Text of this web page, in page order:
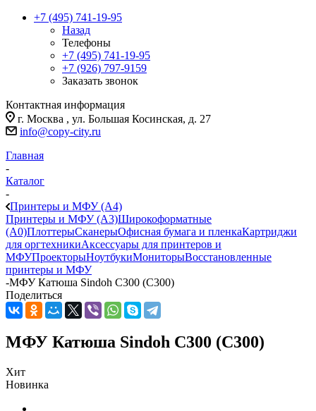
+7 (495) 741-19-95
Назад
Телефоны
+7 (495) 741-19-95
+7 (926) 797-9159
Заказать звонок
Контактная информация
г. Москва , ул. Большая Косинская, д. 27
info@copy-city.ru
Главная
-
Каталог
-
Принтеры и МФУ (А4)
Принтеры и МФУ (А3)Широкоформатные
(А0)ПлоттерыСканерыОфисная бумага и пленкаКартриджи
для оргтехникиАксессуары для принтеров и
МФУПроекторыНоутбукиМониторыВосстановленные
принтеры и МФУ
-МФУ Катюша Sindoh C300 (C300)
Поделиться
МФУ Катюша Sindoh C300 (C300)
Хит
Новинка